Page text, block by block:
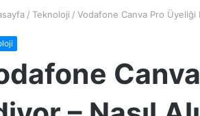
/ Teknoloji / Vodafone Canva Pro Üyeliği